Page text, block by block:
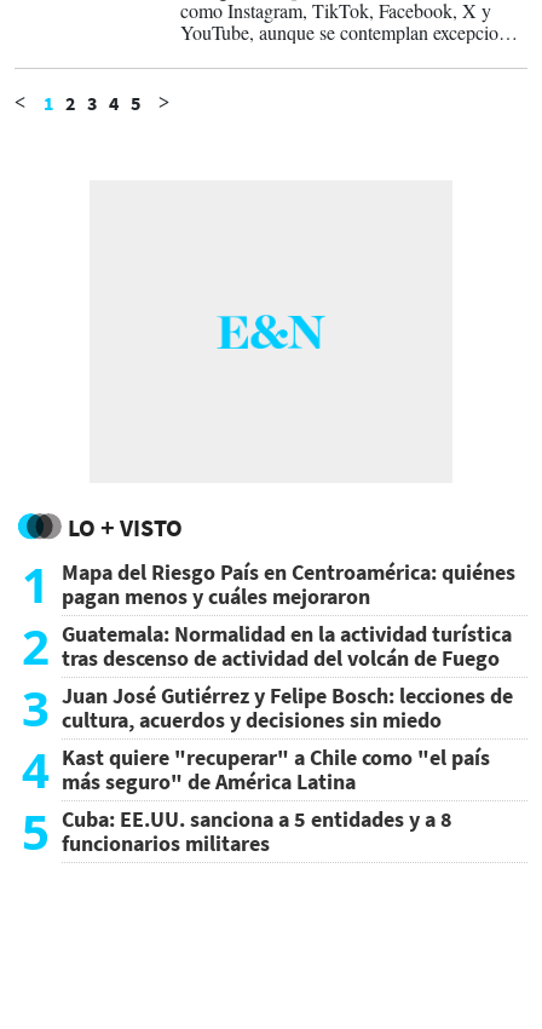
como Instagram, TikTok, Facebook, X y
YouTube, aunque se contemplan excepciones
< 1 2 3 4 5 >
LO + VISTO
1
Mapa del Riesgo País en Centroamérica: quiénes
pagan menos y cuáles mejoraron
2 Guatemala: Normalidad en la actividad turística
tras descenso de actividad del volcán de Fuego
3 Juan José Gutiérrez y Felipe Bosch: lecciones de
cultura, acuerdos y decisiones sin miedo
4 Kast quiere "recuperar" a Chile como "el país
más seguro" de América Latina
5 Cuba: EE.UU. sanciona a 5 entidades y a 8
funcionarios militares